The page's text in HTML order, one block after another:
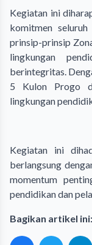
Kegiatan ini
komitmen
prinsip-prinsip
lingkungan
berintegritas.
5 Kulon Progo
lingkungan
Kegiatan ini
berlangsung
momentum
pendidikan dan
Bagikan artikel ini: